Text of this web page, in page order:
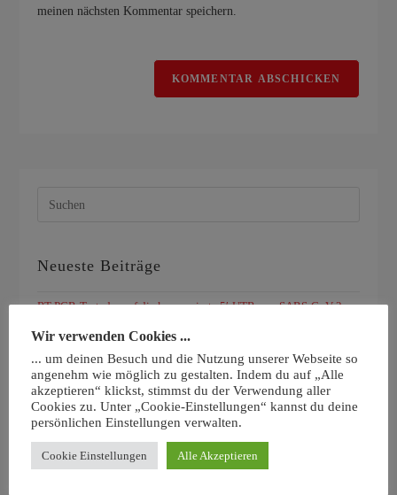
meinen nächsten Kommentar speichern.
Neueste Beiträge
RT-PCR-Test, der auf die konservierte 5′-UTR von SARS-CoV-2
RT-PCR-Tests
Durch mRNA-Impfstoffe induzierte IgG4-Antikörper erzeugen eine
Immuntoleranz gegenüber SARS-CoV-2-Spike-Protein durch
Unterdrückung des Immunsystems
mit Prädiabetes
Wir verwenden Cookies ...
... um deinen Besuch und die Nutzung unserer Webseite so
angenehm wie möglich zu gestalten. Indem du auf „Alle
akzeptieren“ klickst, stimmst du der Verwendung aller
Cookies zu. Unter „Cookie-Einstellungen“ kannst du deine
persönlichen Einstellungen verwalten.
Cookie Einstellungen Alle Akzeptieren